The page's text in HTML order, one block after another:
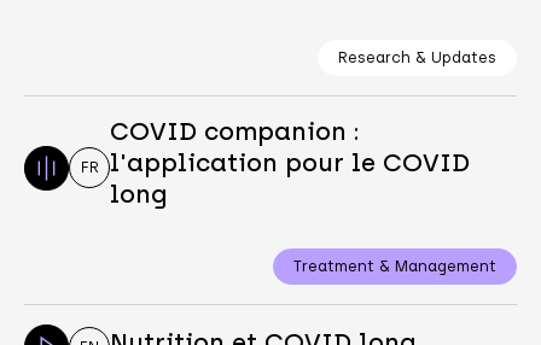
Research & Updates
FR
COVID companion :
l'application pour le COVID
long
Treatment & Management